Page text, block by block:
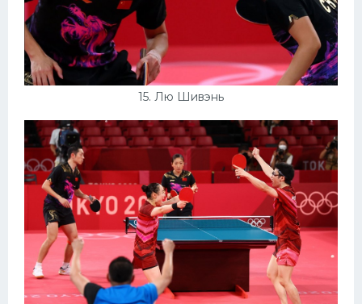
15. Лю Шивэнь